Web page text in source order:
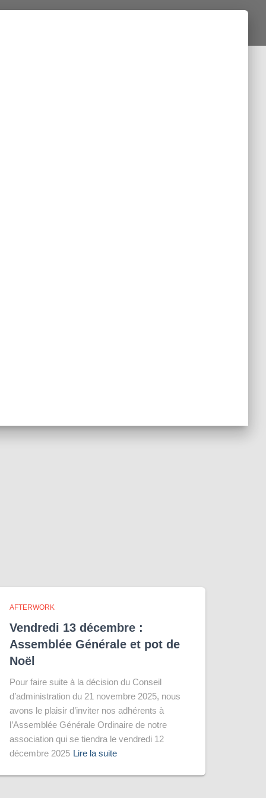
AFTERWORK
Vendredi 13 décembre :
Assemblée Générale et pot de
Noël
Pour faire suite à la décision du Conseil
d’administration du 21 novembre 2025, nous
avons le plaisir d’inviter nos adhérents à
l’Assemblée Générale Ordinaire de notre
association qui se tiendra le vendredi 12
décembre 2025 Lire la suite